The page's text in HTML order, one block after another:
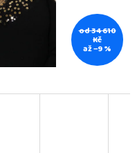
od 34 610
Kč
až –9 %